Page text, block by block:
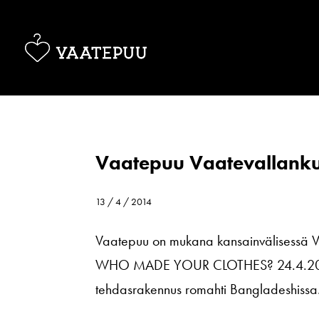
Vaatepuu
13 / 4 / 2014
Vaatepuu on mukana kansainvälisessä
WHO MADE YOUR CLOTHES?
tehdasrakennus romahti